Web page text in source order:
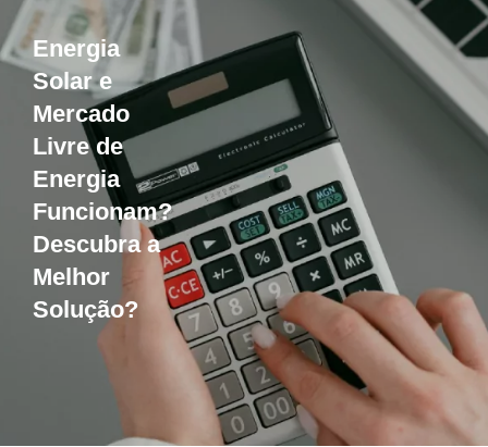
Energia
Solar e
Mercado
Livre de
Energia
Funcionam?
Descubra a
Melhor
Solução?